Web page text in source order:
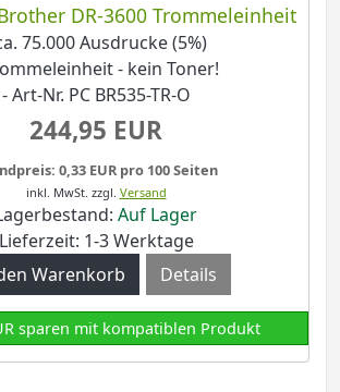
DR-3600 Trommeleinheit
75.000 Ausdrucke (5%)
- kein Toner!
- Art-Nr. PC BR535-TR-O
244,95 EUR
0,33 EUR pro 100 Seiten
inkl. MwSt. zzgl. Versand
Auf Lager
Lieferzeit: 1-3 Werktage
Details
sparen mit kompatiblen Produkt